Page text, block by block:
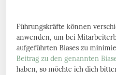
Führungskräfte können
anwenden, um bei
aufgeführten Biases zu
Beitrag zu den genannten
haben, so möchte ich dich